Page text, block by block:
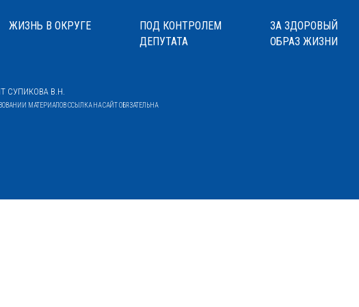
ЖИЗНЬ В ОКРУГЕ
ПОД КОНТРОЛЕМ
ДЕПУТАТА
ЗА ЗДОРОВЫЙ
ОБРАЗ ЖИЗНИ
СУПИКОВА В.Н.
МАТЕРИАЛОВ ССЫЛКА НА САЙТ ОБЯЗАТЕЛЬНА